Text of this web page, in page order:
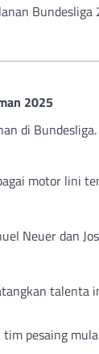
2025
di
motor lini
Neuer dan
talenta
pesaing